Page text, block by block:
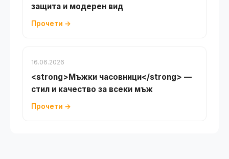
защита и модерен вид
Прочети →
16.06.2026
<strong>Мъжки часовници</strong> —
стил и качество за всеки мъж
Прочети →